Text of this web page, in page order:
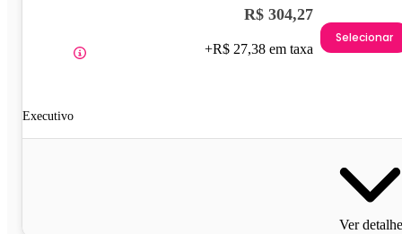
Executivo
R$ 304,27
+R$ 27,38 em taxa
Selecionar
Ver